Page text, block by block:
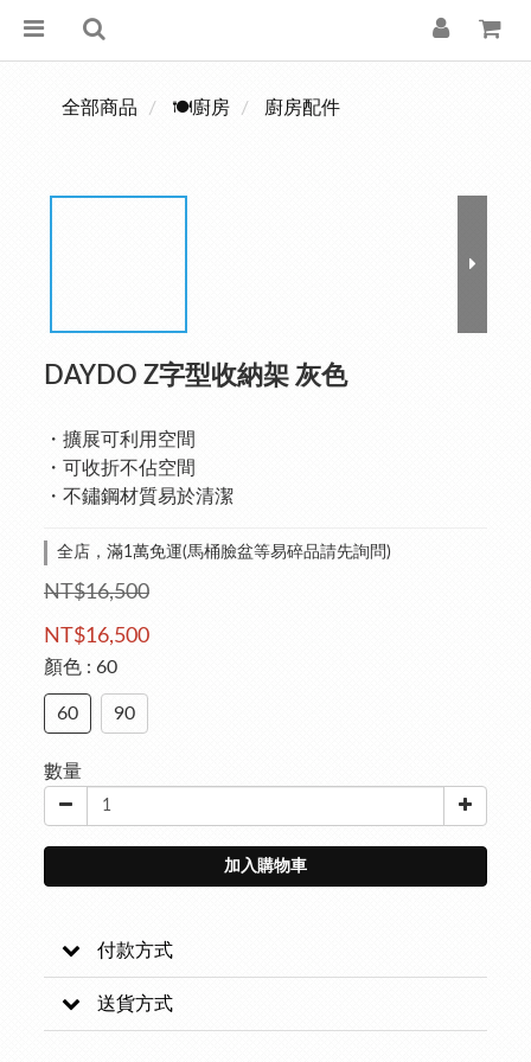
全部商品 🍽️廚房 廚房配件
DAYDO Z字型收納架 灰色
・擴展可利用空間
・可收折不佔空間
・不鏽鋼材質易於清潔
全店，滿1萬免運(馬桶臉盆等易碎品請先詢問)
NT$16,500
NT$16,500
顏色 : 60
60 90
數量
加入購物車
付款方式
送貨方式